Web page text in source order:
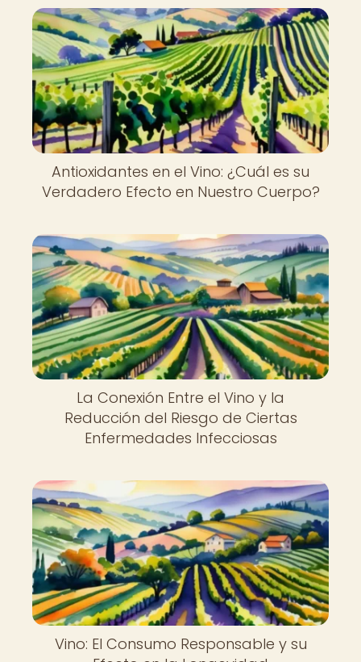
Antioxidantes en el Vino: ¿Cuál es su
Verdadero Efecto en Nuestro Cuerpo?
La Conexión Entre el Vino y la
Reducción del Riesgo de Ciertas
Enfermedades Infecciosas
Vino: El Consumo Responsable y su